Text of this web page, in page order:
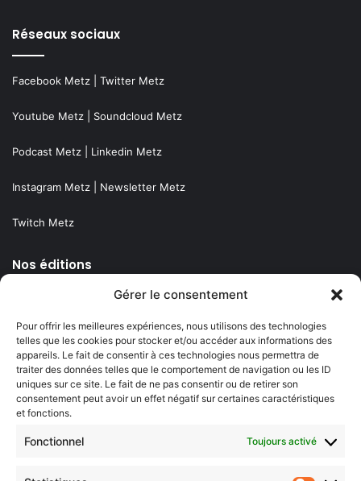
Gérer le consentement
Pour offrir les meilleures expériences, nous utilisons des technologies
telles que les cookies pour stocker et/ou accéder aux informations des
appareils. Le fait de consentir à ces technologies nous permettra de
traiter des données telles que le comportement de navigation ou les ID
uniques sur ce site. Le fait de ne pas consentir ou de retirer son
consentement peut avoir un effet négatif sur certaines caractéristiques
et fonctions.
Fonctionnel Toujours activé
Réseaux sociaux
Facebook Metz Twitter Metz
Youtube Metz Soundcloud Metz
Podcast Metz Linkedin Metz
Instagram Metz Newsletter Metz
Twitch Metz
Nos éditions
Agenda Moselle Est
Luxembourg & frontaliers
Metz, Moselle & Lorraine
Nancy & Meurthe & Moselle
Thionville & Moselle Nord